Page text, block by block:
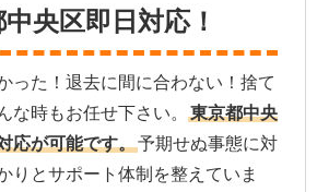
央区即日対応！
った！退去に間に合わない！捨て
な時もお任せ下さい。
東京都中央
応が可能です。予期せぬ事態に対
りとサポート体制を整えていま